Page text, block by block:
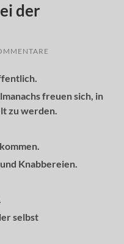
der
freuen sich, in
zu werden.
Knabbereien.
selbst